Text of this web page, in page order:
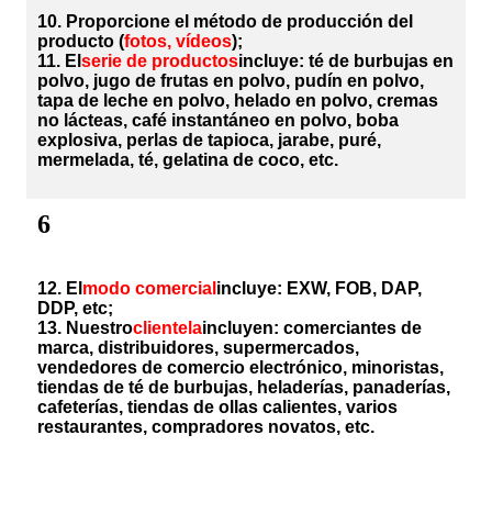
10. Proporcione el método de producción del
producto (fotos, vídeos);
11. El serie de productosincluye: té de burbujas en
polvo, jugo de frutas en polvo, pudín en polvo,
tapa de leche en polvo, helado en polvo, cremas
no lácteas, café instantáneo en polvo, boba
explosiva, perlas de tapioca, jarabe, puré,
mermelada, té, gelatina de coco, etc.
6
12. El modo comercial incluye: EXW, FOB, DAP,
DDP, etc;
13. Nuestroclientelaincluyen: comerciantes de
marca, distribuidores, supermercados,
vendedores de comercio electrónico, minoristas,
tiendas de té de burbujas, heladerías, panaderías,
cafeterías, tiendas de ollas calientes, varios
restaurantes, compradores novatos, etc.